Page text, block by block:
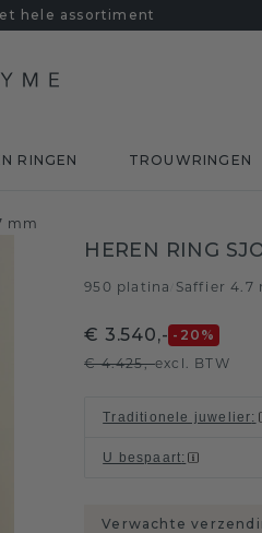
hele assortiment
RINGEN TROUWRINGEN
mm
HEREN RING
950 platina Saffier 4.7
€ 3.540,- -20 %
€ 4.425,-excl. BTW
Traditionele juwelier:
U bespaart:
Verwachte